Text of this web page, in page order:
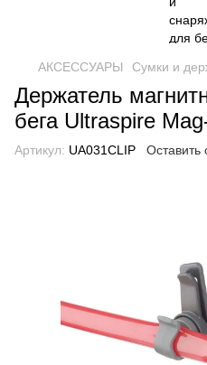
АКСЕССУАРЫ Сумки и
Держатель
бега Ultraspire
Артикул: UA031CLIP Оставить